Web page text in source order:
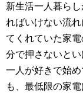
新生活一人暮ら
ればいけない流
てくれていた家
分で押さないとい
一人が好きで始
も、最低限の家電